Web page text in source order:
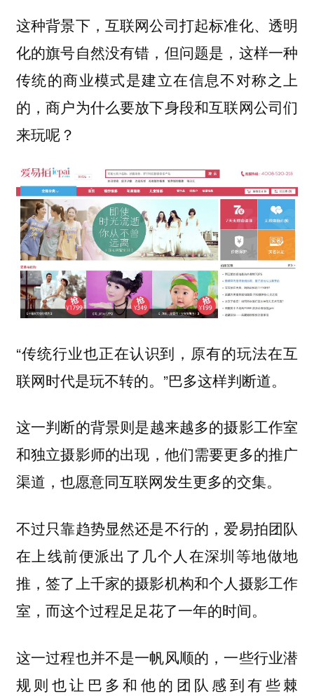
这种背景下，互联网公司打起标准化、透明
化的旗号自然没有错，但问题是，这样一种
传统的商业模式是建立在信息不对称之上
的，商户为什么要放下身段和互联网公司们
来玩呢？
“传统行业也正在认识到，原有的玩法在互
联网时代是玩不转的。”巴多这样判断道。
这一判断的背景则是越来越多的摄影工作室
和独立摄影师的出现 ，他们需要更多的推广
渠道，也愿意同互联网发生更多的交集。
不过只靠趋势显然还是不行的，爱易拍团队
在上线前便派出了几个人在深圳等地做地
推，签了上千家的摄影机构和个人摄影工作
室，而这个过程足足花了一年的时间。
这一过程也并不是一帆风顺的，一些行业潜
规则也让巴多和他的团队感到有些棘